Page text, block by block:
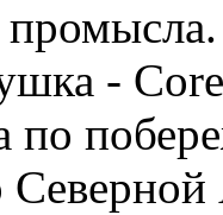
промысла.
-
по